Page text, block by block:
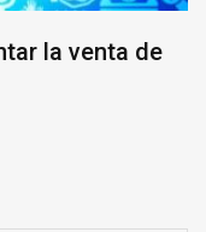
la venta de